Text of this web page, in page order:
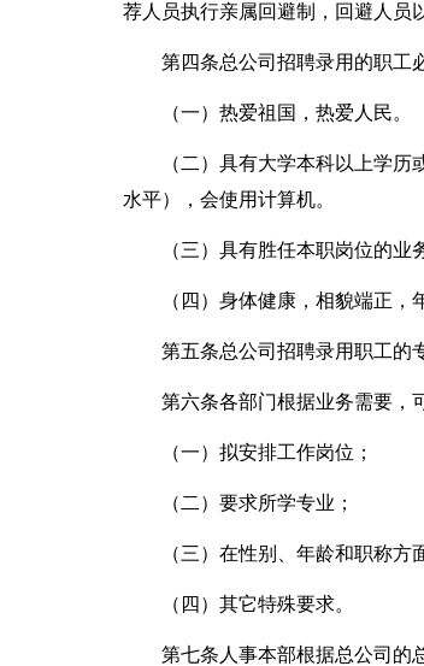
荐人员执行亲属回避制，回避人员
第四条总公司招聘录用的职工
（一）热爱祖国，热爱人民。
（二）具有大学本科以上学
水平），会使用计算机。
（三）具有胜任本职岗位的业
（四）身体健康，相貌端正，
第五条总公司招聘录用职工的
第六条各部门根据业务需要，
（一）拟安排工作岗位；
（二）要求所学专业；
（三）在性别、年龄和职称方
（四）其它特殊要求。
第七条人事本部根据总公司的